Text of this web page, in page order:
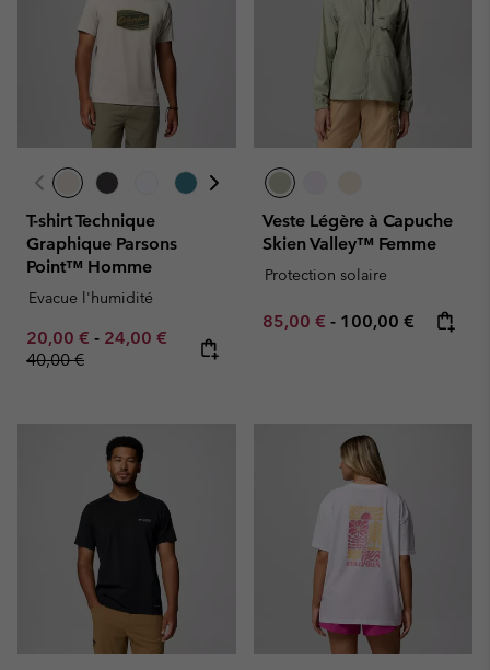
T-shirt Technique
Graphique Parsons
Point™ Homme
Evacue l'humidité
Minimum sale price:
20,00 € - Maximum sale price:
24,00 € Regular price:
40,00 €
Veste Légère à Capuche
Skien Valley™ Femme
Protection solaire
Minimum sale price:
85,00 € - Maximum price:
100,00 €